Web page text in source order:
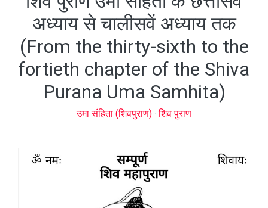
अध्याय से चालीसवें अध्याय तक
(From the thirty-sixth to the
fortieth chapter of the Shiva
Purana Uma Samhita)
उमा संहिता (शिवपुराण) ·शिव पुराण